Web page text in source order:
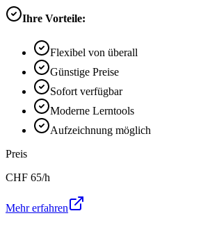
Ihre Vorteile:
Flexibel von überall
Günstige Preise
Sofort verfügbar
Moderne Lerntools
Aufzeichnung möglich
Preis
CHF 65/h
Mehr erfahren